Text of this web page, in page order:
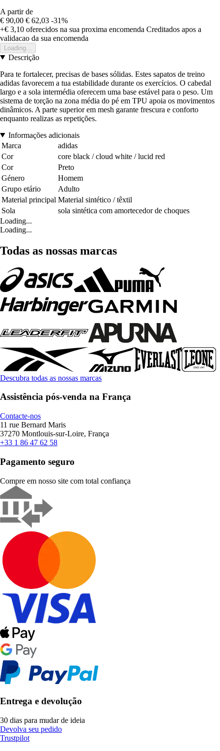
A partir de
€ 90,00 € 62,03 -31%
+€ 3,10 oferecidos na sua proxima encomenda Creditados apos a
validacao da sua encomenda
Loading...
Descrição
Para te fortalecer, precisas de bases sólidas. Estes sapatos de treino
adidas favorecem a tua estabilidade durante os exercícios. O cabedal
largo e a sola intermédia oferecem uma base estável para o peso. Um
sistema de torção na zona média do pé em TPU apoia os movimentos
dinâmicos. A parte superior em mesh garante frescura e conforto
enquanto realizas as repetições.
Informações adicionais
Marca
adidas
Cor
core black / cloud white / lucid red
Cor
Preto
Género
Homem
Grupo etário
Adulto
Material principal Material sintético / têxtil
Sola
sola sintética com amortecedor de choques
Loading...
Loading...
Todas as nossas marcas
Descubra todas as nossas marcas
Assistência pós-venda na França
Contacte-nos
11 rue Bernard Maris
37270 Montlouis-sur-Loire, França
+33 1 86 47 62 58
Pagamento seguro
Compre em nosso site com total confiança
Entrega e devolução
30 dias para mudar de ideia
Devolva seu pedido
Trustpilot